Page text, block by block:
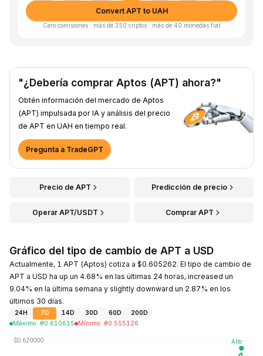
Convert APT to UAH
Cero comisiones · más de 350 criptos · más de 40 monedas fiat
"¿Debería comprar Aptos (APT) ahora?"
Obtén información del mercado de Aptos
(APT) impulsada por IA y análisis del precio
de APT en UAH en tiempo real.
Pregunta a TradeGPT
Precio de APT Predicción de precio
Operar APT/USDT Comprar APT
Gráfico del tipo de cambio de APT a USD
Actualmente, 1 APT (Aptos) cotiza a $0.605262. El tipo de cambio de
APT a USD ha up un 4.68% en las últimas 24 horas, increased un
9.04% en la última semana y slightly downward un 2.87% en los
últimos 30 días.
24H 7D 14D 30D 60D
200D
Máximo: ₴0.610615 Mínimo: ₴0.555126